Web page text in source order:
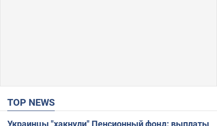
TOP NEWS
Украинцы "хакнули" Пенсионный фонд: выплаты